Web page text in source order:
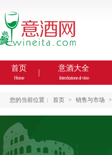
首页
Home
意酒大全
Introduzione al vino
您的当前位置： 首页 > 销售与市场 >